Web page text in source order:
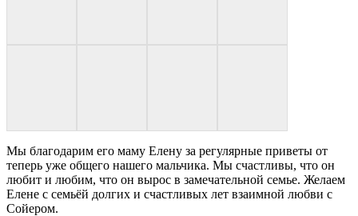
Мы благодарим его маму Елену за регулярные приветы от
теперь уже общего нашего мальчика. Мы счастливы, что он
любит и любим, что он вырос в замечательной семье. Желаем
Елене с семьёй долгих и счастливых лет взаимной любви с
Сойером.